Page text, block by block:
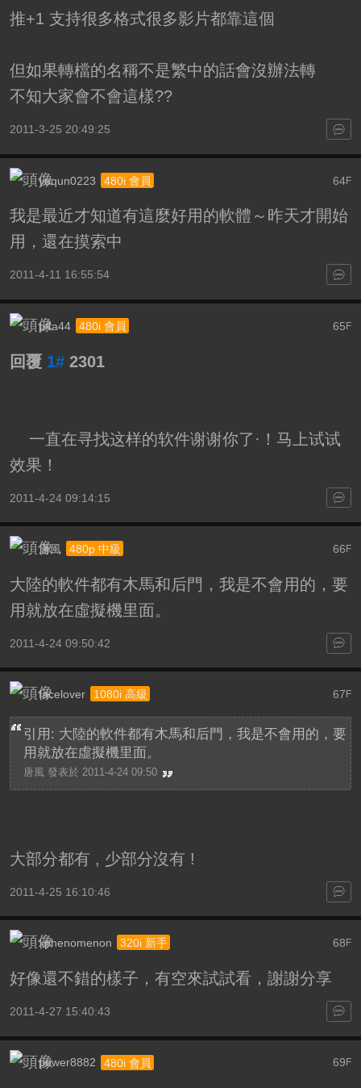
推+1 支持很多格式很多影片都靠這個
但如果轉檔的名稱不是繁中的話會沒辦法轉
不知大家會不會這樣??
2011-3-25 20:49:25
64F
yuqun0223 480i 會員
我是最近才知道有這麼好用的軟體～昨天才開始
用，還在摸索中
2011-4-11 16:55:54
65 F
p4a44 480i 會員
回覆 1# 2301
一直在寻找这样的软件谢谢你了·！马上试试
效果！
2011-4-24 09:14:15
66 F
唐風 480p 中級
大陸的軟件都有木馬和后門，我是不會用的，要
用就放在虛擬機里面。
2011-4-24 09:50:42
67 F
facelover 1080i 高級
引用: 大陸的軟件都有木馬和后門，我是不會用的，要
用就放在虛擬機里面。
唐風 發表於 2011-4-24 09:50
大部分都有 , 少部分沒有 !
2011-4-25 16:10:46
68 F
xphenomenon 320i 新手
好像還不錯的樣子，有空來試試看，謝謝分享
2011-4-27 15:40:43
69 F
power8882 480i 會員